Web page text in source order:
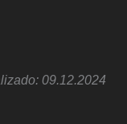
09.12.2024